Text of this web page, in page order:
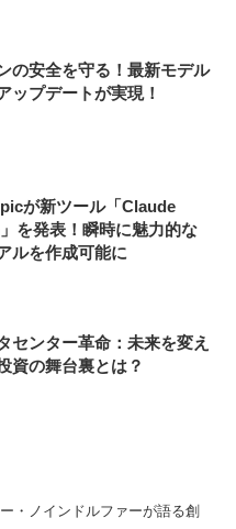
の安全を守る！最新モデル
ップデートが実現！
が新ツール「Claude
を発表！瞬時に魅力的な
ルを作成可能に
センター革命：未来を変え
資の舞台裏とは？
・ノインドルファーが語る創